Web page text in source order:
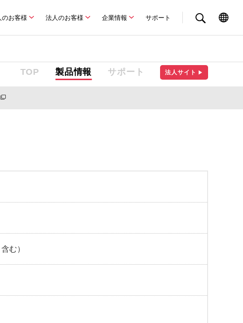
のお客様 法人のお客様 企業情報 サポート
TOP 製品情報 サポート 法人サイト ▶
む）